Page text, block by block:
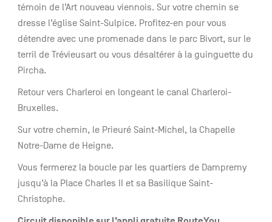
témoin de l’Art nouveau viennois. Sur votre chemin se
dresse l’église Saint-Sulpice. Profitez-en pour vous
détendre avec une promenade dans le parc Bivort, sur le
terril de Trévieusart ou vous désaltérer à la guinguette du
Pircha.
Retour vers Charleroi en longeant le canal Charleroi-
Bruxelles.
Sur votre chemin, le Prieuré Saint-Michel, la Chapelle
Notre-Dame de Heigne.
Vous fermerez la boucle par les quartiers de Dampremy
jusqu’à la Place Charles II et sa Basilique Saint-
Christophe.